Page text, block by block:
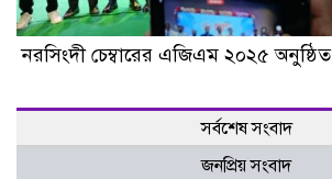
নরসিংদী চেম্বারের এজিএম ২০২৫ অনুষ্ঠিত
সর্বশেষ সংবাদ
জনপ্রিয় সংবাদ